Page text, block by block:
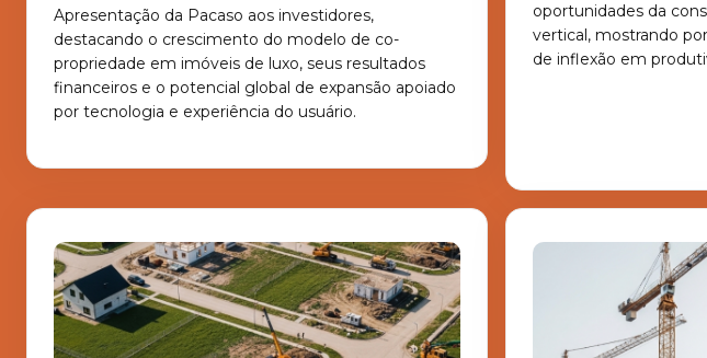
Apresentação da Pacaso aos investidores,
destacando o crescimento do modelo de co-
propriedade em imóveis de luxo, seus resultados
financeiros e o potencial global de expansão apoiado
por tecnologia e experiência do usuário.
oportunidades da
vertical, mostrando
de inflexão em